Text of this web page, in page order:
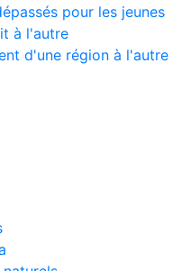
pour les jeunes
à l'autre
d'une région à l'autre